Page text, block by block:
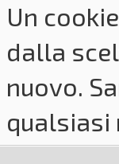
Un
dalla
nuovo.
qualsiasi